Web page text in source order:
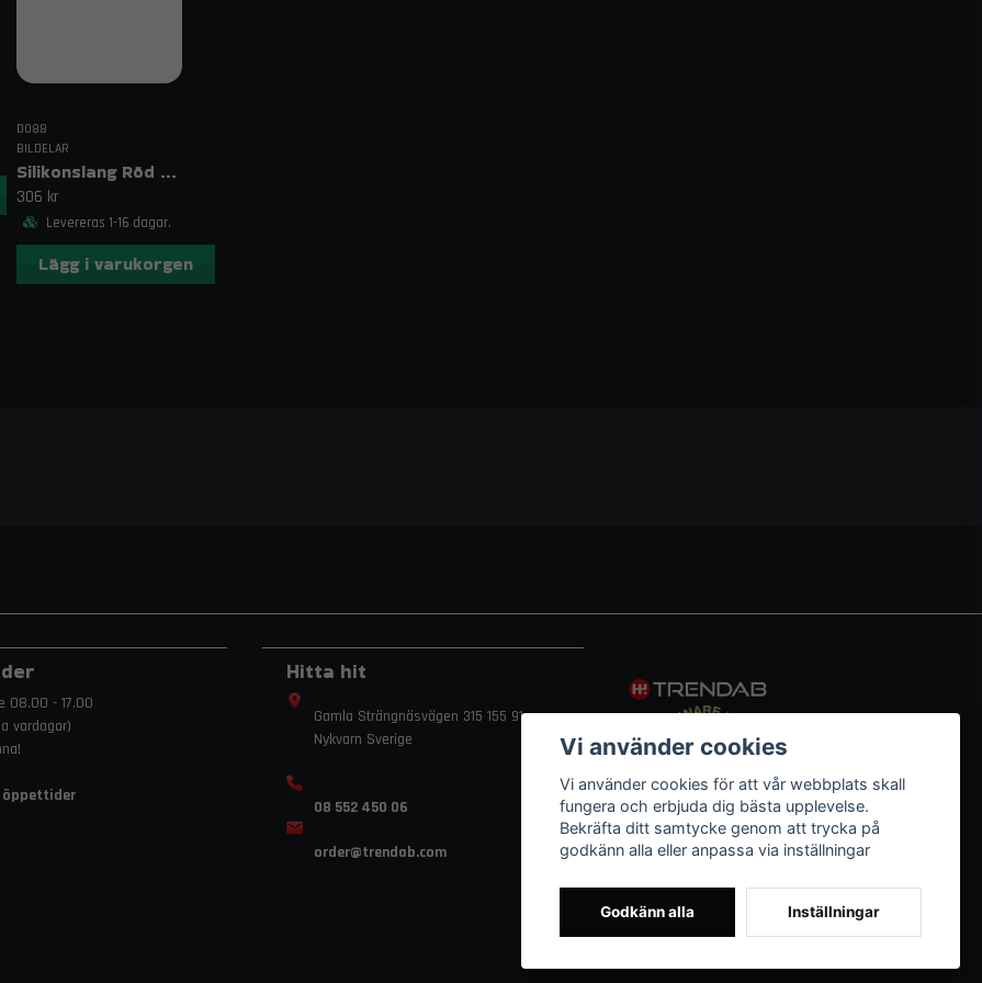
DO88
BILDELAR
Silikonslang Röd 3–4" (76–102mm)
306 kr
Levereras 1-16 dagar.
Lägg i varukorgen
08.00 - 17.00
vardagar)
öppettider
Hitta hit
Gamla Strängnäsvägen 315 155 91
Nykvarn Sverige
08 552 450 06
order@trendab.com
Vi använder cookies
Vi använder cookies för att vår webbplats skall
fungera och erbjuda dig bästa upplevelse.
Bekräfta ditt samtycke genom att trycka på
godkänn alla eller anpassa via inställningar
Godkänn alla Inställningar